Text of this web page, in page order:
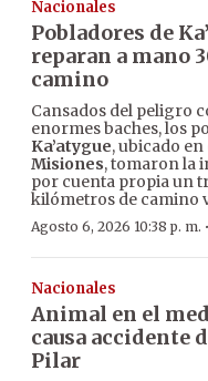
Nacionales
Pobladores de
reparan a mano
camino
Cansados del peligro
enormes baches, los
Ka’atygue, ubicado
Misiones, tomaron la
por cuenta propia un
kilómetros de camino
Agosto 6, 2026 10:38 p. m.
Nacionales
Animal en el
causa accidente
Pilar